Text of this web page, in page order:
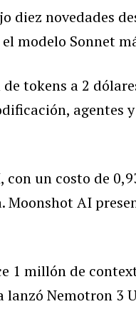
diez novedades
modelo Sonnet
tokens a 2
agentes
con un costo de
Moonshot AI
1 millón de
lanzó Nemotron 3